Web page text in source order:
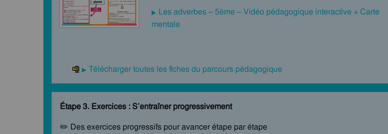
Les adverbes – 5ème – Vidéo pédagogique interactive + Carte
mentale
Télécharger toutes les fiches du parcours pédagogique
Étape 3. Exercices : S’entraîner progressivement
✏️ Des exercices progressifs pour avancer étape par étape